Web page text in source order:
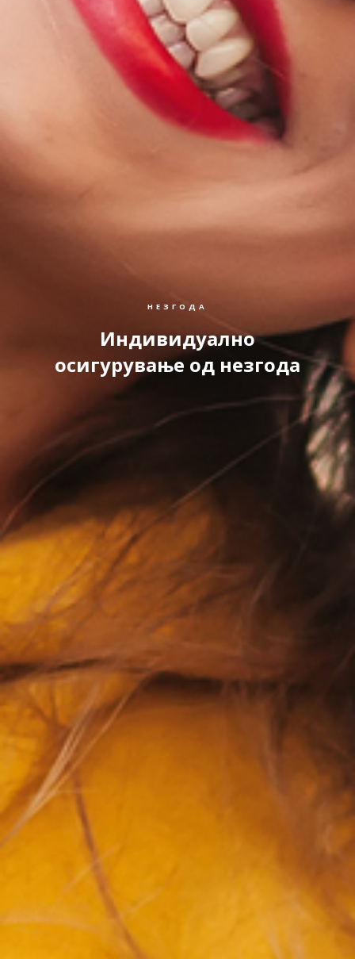
НЕЗГОДА
Индивидуално
осигурување од незгода